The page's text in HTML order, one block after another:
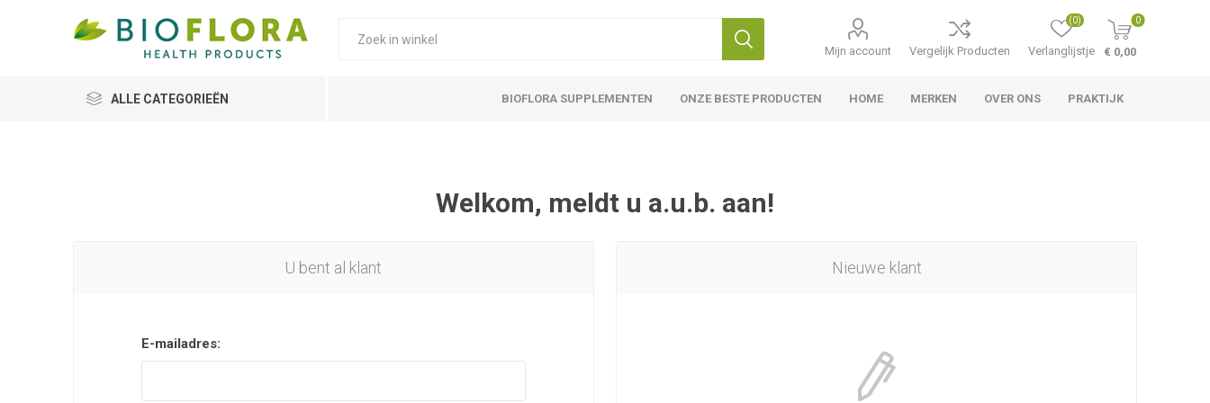
Mijn account Vergelijk Producten Verlanglijstje
(0) 0
€ 0,00
ALLE CATEGORIEËN BIOFLORA SUPPLEMENTEN ONZE BESTE PRODUCTEN HOME MERKEN OVER ONS PRAKTIJK
Welkom, meldt u a.u.b. aan!
Nieuwe klant
U bent al klant
E-mailadres: